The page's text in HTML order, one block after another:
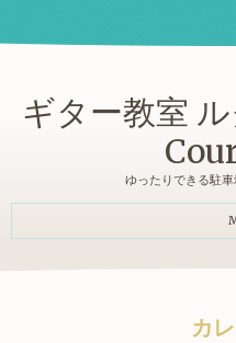
ギター教室
ゆったりできる駐
カ